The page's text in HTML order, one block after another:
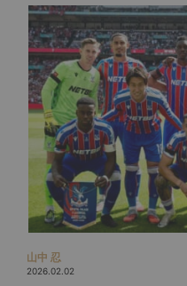
山中 忍
2026.02.02